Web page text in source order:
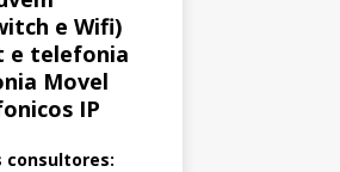
e Wifi)
e telefonia
Movel
IP
consultores: